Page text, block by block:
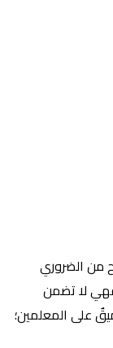
من الضروري
فهي لا تضمن
على المعلمين؛